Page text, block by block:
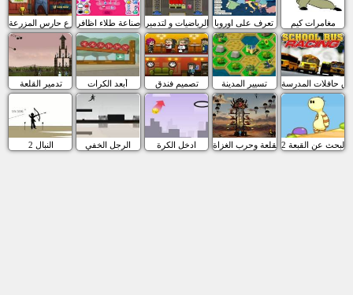
المزارع حارس المزرعةصناعة طلاء اظافر الرياضيات و لتدمير تعرف على اوروبا مغامرات كيم
تدمير القلعة أبعد الكرات تصميم فندق تسيير المدينة حافلات المدرسة
النبال 2 الرجل الخفي ادخل الكرة القلعة وحرب الغزاة البحث عن القبعة 2